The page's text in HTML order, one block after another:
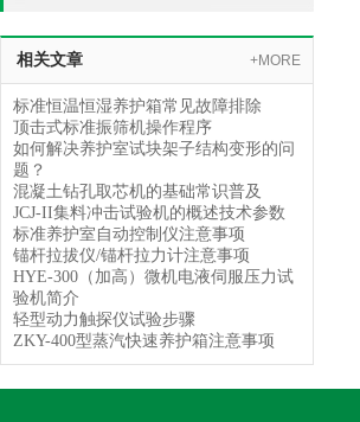
相关文章 +MORE
标准恒温恒湿养护箱常见故障排除
顶击式标准振筛机操作程序
如何解决养护室试块架子结构变形的问
题？
混凝土钻孔取芯机的基础常识普及
JCJ-II集料冲击试验机的概述技术参数
标准养护室自动控制仪注意事项
锚杆拉拔仪/锚杆拉力计注意事项
HYE-300（加高）微机电液伺服压力试
验机简介
轻型动力触探仪试验步骤
ZKY-400型蒸汽快速养护箱注意事项